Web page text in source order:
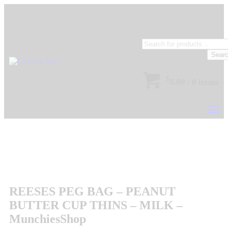
REESES PEG BAG – PEANUT
BUTTER CUP THINS – MILK –
MunchiesShop